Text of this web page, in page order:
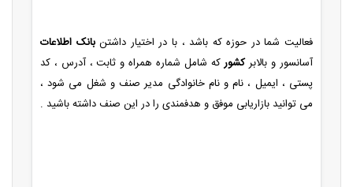
فعالیت شما در حوزه که باشد ، با در اختیار داشتنبانک اطلاعات
آسانسور و بالابرکشور که شامل شماره همراه و ثابت ، آدرس ، کد
پستی ، ایمیل ، نام و نام خانوادگی مدیر صنف و شغل می شود ،
می توانید بازاریابی موفق و هدفمندی را در این صنف داشته باشید .